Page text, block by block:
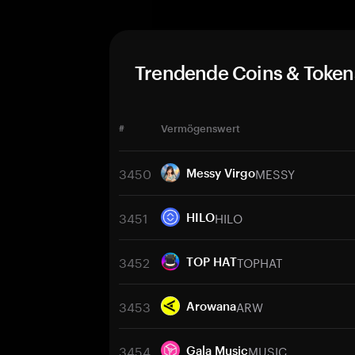
Trendende Coins &
# Vermögenswert
3450 Messy VirgoMESSY
3451 HILOHILO
3452 TOP HATTOPHAT
3453 ArowanaARW
3454 Gala MusicMUSIC